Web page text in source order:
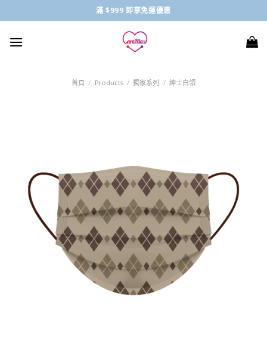
to
content
滿 $999 即享免運優惠
首頁 / Products / 獨家系列 / 紳士白領